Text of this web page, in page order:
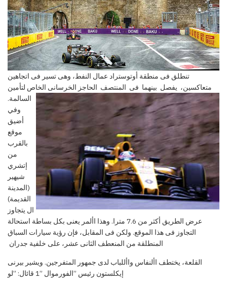
تنطلق فى منطقة أوتوستراد عمال النفط، وهى تسير فى اتجاهين
متعاكسين، يفصل بينهما فى المنتصف الحاجز الخرسانى الخاص لتأمين
السالمة.
وفي
أضيق
موقع
بالقرب
من
إتشري
شيهير
(المدينة
القديمة)
ال يتجاوز
عرض الطريق أكثر من 7.6 مترا. وهذا األمر يعنى بكل بساطة استحالة
التجاوز فى هذا الموقع. ولكن فى المقابل، فإن رؤية سيارات السباق
المنطلقة من المنعطف الثانى عشر، على خلفية جدران
القلعة، يختطف األنفاس واأللباب لدى جمهور المتفرجين. ويشير بيرنى
إيكلستون رئيس ”الفورموال ”1 قائال: ”لو